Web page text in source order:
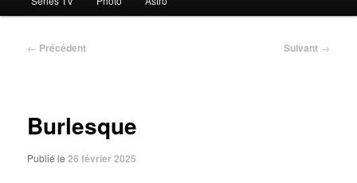
Navigation
← Précédent Suivant →
Burlesque
Publié le26 février 2025